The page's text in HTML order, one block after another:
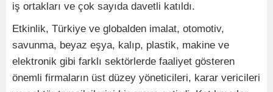
iş ortakları ve çok sayıda davetli katıldı.
Etkinlik, Türkiye ve globalden imalat, otomotiv,
savunma, beyaz eşya, kalıp, plastik, makine ve
elektronik gibi farklı sektörlerde faaliyet gösteren
önemli firmaların üst düzey yöneticileri, karar vericileri